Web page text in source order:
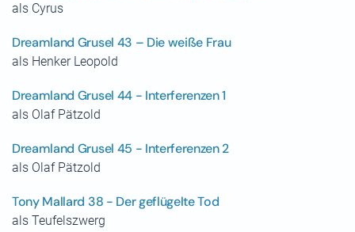
als Cyrus
Dreamland Grusel 43 – Die weiße Frau
als Henker Leopold
Dreamland Grusel 44 - Interferenzen 1
als Olaf Pätzold
Dreamland Grusel 45 - Interferenzen 2
als Olaf Pätzold
Tony Mallard 38 - Der geflügelte Tod
als Teufelszwerg